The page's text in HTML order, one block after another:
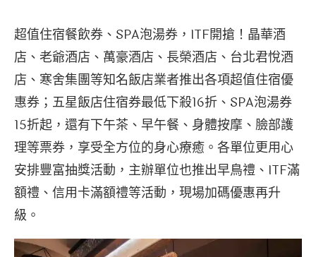
超值住宿餐飲券、SPA泡湯券，ITF開搶！晶華酒
店、老爺酒店、萬豪酒店、長榮酒店、台北君悅酒
店、寒舍集團等知名飯店業者推出各項超值住宿優
惠券；五星飯店住宿券最低下殺16折、SPA泡湯券
15折起，還有下午茶、早午餐、身體按摩、臉部護
理等票券，享受全方位的身心療癒。各單位更用心
安排豐富抽獎活動，主辦單位也推出早鳥禮、ITF滿
額禮、信用卡滿額禮等活動，現場加碼優惠再升
級。